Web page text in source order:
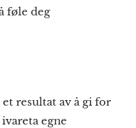
føle deg
resultat av å gi for
egne